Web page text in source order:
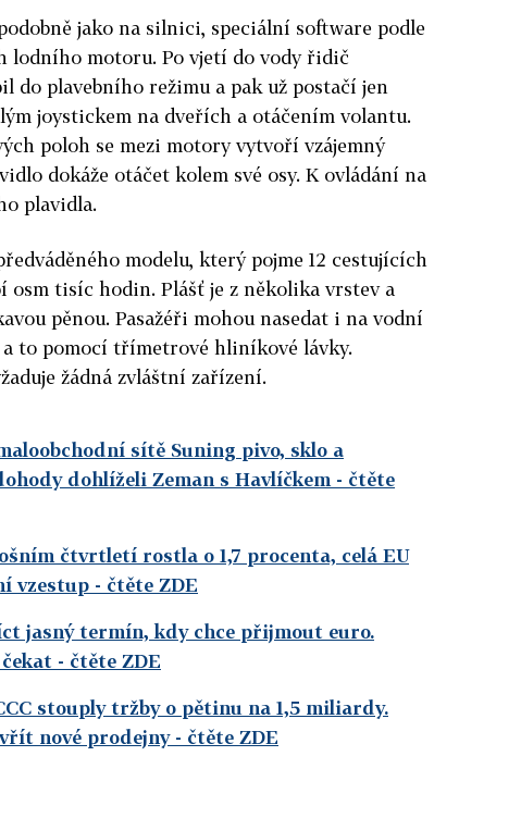
jako na silnici, speciální software podle
lodního motoru. Po vjetí do vody řidič
do plavebního režimu a pak už postačí jen
joystickem na dveřích a otáčením volantu.
poloh se mezi motory vytvoří vzájemný
dokáže otáčet kolem své osy. K ovládání na
plavidla.
modelu, který pojme 12 cestujících
osm tisíc hodin. Plášť je z několika vrstev a
pěnou. Pasažéři mohou nasedat i na vodní
to pomocí třímetrové hliníkové lávky.
žádná zvláštní zařízení.
sítě Suning pivo, sklo a
dohlíželi Zeman s Havlíčkem- čtěte
čtvrtletí rostla o 1,7 procenta, celá EU
vzestup - čtěte ZDE
jasný termín, kdy chce přijmout euro.
- čtěte ZDE
stouply tržby o pětinu na 1,5 miliardy.
nové prodejny- čtěte ZDE